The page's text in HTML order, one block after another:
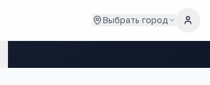
Выбрать город